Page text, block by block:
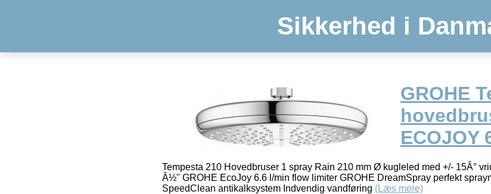
Sikkerhed i
GROHE
ECOJOY
Tempesta 210 Hovedbruser 1 spray Rain 210 mm Ø kugleled med +/- 15Â°
Â½" GROHE EcoJoy 6.6 l/min flow limiter GROHE DreamSpray perfekt
SpeedClean antikalksystem Indvendig vandføring (Læs mere)